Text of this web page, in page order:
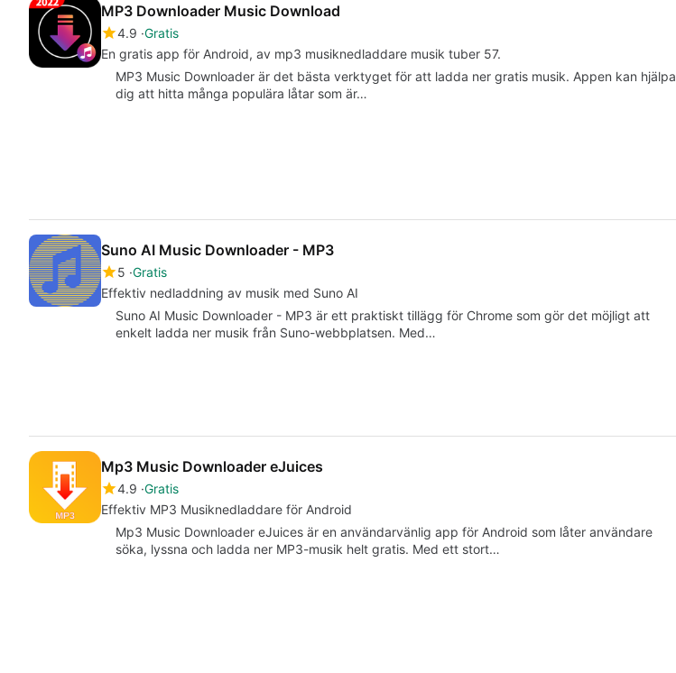
MP3 Downloader Music Download
4.9 Gratis
En gratis app för Android, av mp3 musiknedladdare musik tuber 57.
MP3 Music Downloader är det bästa verktyget för att ladda ner gratis musik. Appen kan hjälpa
dig att hitta många populära låtar som är…
Suno AI Music Downloader - MP3
5 Gratis
Effektiv nedladdning av musik med Suno AI
Suno AI Music Downloader - MP3 är ett praktiskt tillägg för Chrome som gör det möjligt att
enkelt ladda ner musik från Suno-webbplatsen. Med…
Mp3 Music Downloader eJuices
4.9 Gratis
Effektiv MP3 Musiknedladdare för Android
Mp3 Music Downloader eJuices är en användarvänlig app för Android som låter användare
söka, lyssna och ladda ner MP3-musik helt gratis. Med ett stort…